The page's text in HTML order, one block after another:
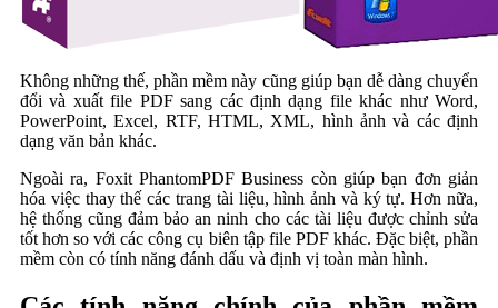
Không những thế, phần mềm này cũng giúp bạn dễ dàng chuyển
đổi và xuất file PDF sang các định dạng file khác như Word,
PowerPoint, Excel, RTF, HTML, XML, hình ảnh và các định
dạng văn bản khác.
Ngoài ra, Foxit PhantomPDF Business còn giúp bạn đơn giản
hóa việc thay thế các trang tài liệu, hình ảnh và ký tự. Hơn nữa,
hệ thống cũng đảm bảo an ninh cho các tài liệu được chỉnh sửa
tốt hơn so với các công cụ biên tập file PDF khác. Đặc biệt, phần
mềm còn có tính năng đánh dấu và định vị toàn màn hình.